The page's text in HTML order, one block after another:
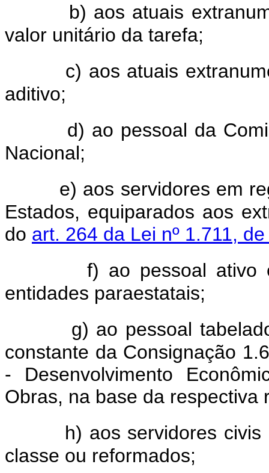
b) aos atuais
valor unitário da tarefa;
c) aos atuais
aditivo;
d) ao pessoal da
Nacional;
e) aos servidores em
Estados, equiparados aos
do art. 264 da Lei nº 1.711,
f) ao pessoal ativo
entidades paraestatais;
g) ao pessoal
constante da Consignação
- Desenvolvimento
Obras, na base da respectiva
h) aos servidores
classe ou reformados;